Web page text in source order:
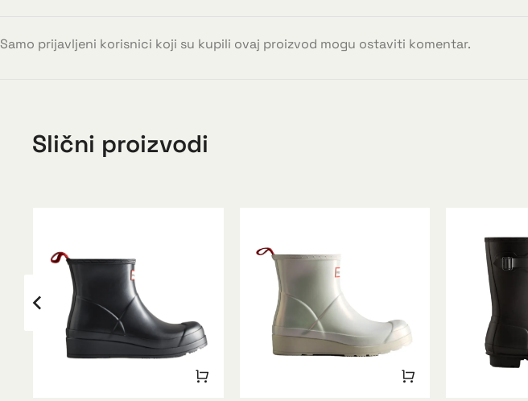
Samo prijavljeni korisnici koji su kupili ovaj proizvod mogu ostaviti komentar.
Slični proizvodi